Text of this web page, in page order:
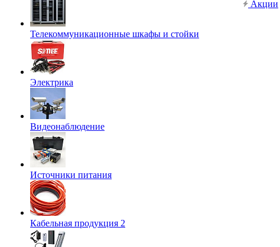
Телекоммуникационные шкафы и стойки
Электрика
Видеонаблюдение
Источники питания
Кабельная продукция 2
Акции